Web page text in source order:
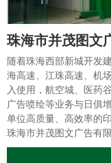
珠海市并茂图文
随着珠海西部新城开发
海高速、江珠高速、机
入使用，航空城、医药
广告喷绘等业务与日俱
单位高质量、高效率的
珠海市并茂图文广告有